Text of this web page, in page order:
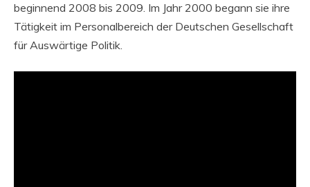
beginnend 2008 bis 2009. Im Jahr 2000 begann sie ihre
Tätigkeit im Personalbereich der Deutschen Gesellschaft
für Auswärtige Politik.